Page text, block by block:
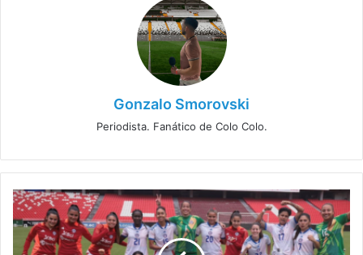
Gonzalo Smorovski
Periodista. Fanático de Colo Colo.
Chile
Femenino
vs
Uruguay: